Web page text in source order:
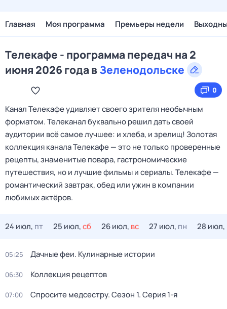
Главная Моя программа Премьеры недели
Телекафе - программа передач на 2
июня 2026 года вЗеленодольске
0
Канал Телекафе удивляет своего зрителя необычным
форматом. Телеканал буквально решил дать своей
аудитории всё самое лучшее: и хлеба, и зрелищ! Золотая
коллекция канала Телекафе — это не только проверенные
рецепты, знаменитые повара, гастрономические
путешествия, но и лучшие фильмы и сериалы. Телекафе —
романтический завтрак, обед или ужин в компании
любимых актёров.
24 июл, пт 25 июл,сб 26 июл, вс 27 июл, пн 28 июл,
05:25 Дачные феи. Кулинарные истории
06:30 Коллекция рецептов
07:00 Спросите медсестру. Сезон 1. Серия 1-я